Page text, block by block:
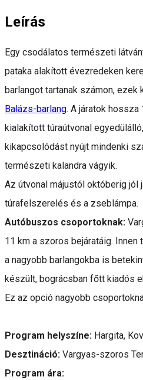
Leírás
Egy csodálatos természeti
pataka alakított évezredeken
barlangot tartanak számon, ezek
Balázs-barlang. A járatok hossza
kialakított túraútvonal
kikapcsolódást nyújt mindenki
természeti kalandra vágyik.
Az útvonal májustól októberig jól
túrafelszerelés és a zseblámpa.
Autóbuszos csoportoknak:
11 km a szoros bejáratáig. Innen
a nagyobb barlangokba is
készült, bográcsban főtt kiadós
Ez az opció nagyobb
Program helyszíne: Hargita,
Desztináció: Vargyas-szoros
Program ára: